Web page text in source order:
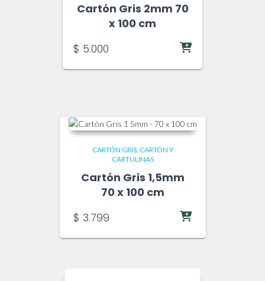
Cartón Gris 2mm 70
x 100 cm
$ 5.000
CARTÓN GRIS CARTÓN Y
CARTULINAS
Cartón Gris 1,5mm
70 x 100 cm
$ 3.799